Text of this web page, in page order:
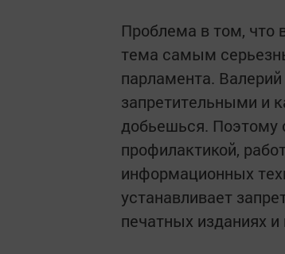
Проблема в том, что
тема самым
парламента.
запретительными и
добьешься. Поэтому
профилактикой,
информационных
устанавливает
печатных изданиях и